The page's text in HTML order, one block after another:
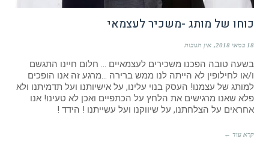
כוחו של מותג -משכיר לעצמאי
18 במאי 2018 אין תגובות
בשעה טובה הפכנו משכירים לעצמאיים … חלום חיינו התגשם
ו/או לחילופין לא הייתה לנו ממש ברירה …מרגע זה אנו הופכים
למותג של עצמנו! העסק בנוי עלינו, על אישיותנו ועל תדמיתנו ולא
פלא שאנו מרגישים את הלחץ על הכתפיים ואכן לא טעינו! אנו
אחראים על הצלחתנו, על שיווקנו ועל עשייתנו ! הידד !
קרא עוד ←